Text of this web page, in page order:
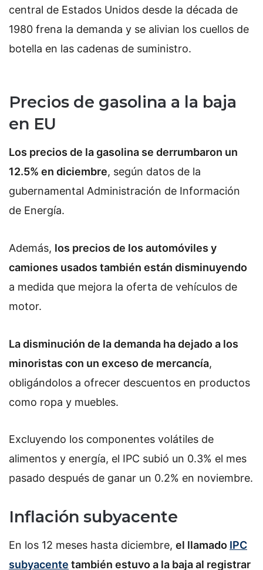
central de Estados Unidos desde la década de
1980 frena la demanda y se alivian los cuellos de
botella en las cadenas de suministro.
Precios de gasolina a la baja
en EU
Los precios de la gasolina se derrumbaron un
12.5% en diciembre, según datos de la
gubernamental Administración de Información
de Energía.
Además, los precios de los automóviles y
camiones usados también están disminuyendo
a medida que mejora la oferta de vehículos de
motor.
La disminución de la demanda ha dejado a los
minoristas con un exceso de mercancía,
obligándolos a ofrecer descuentos en productos
como ropa y muebles.
Excluyendo los componentes volátiles de
alimentos y energía, el IPC subió un 0.3% el mes
pasado después de ganar un 0.2% en noviembre.
Inflación subyacente
En los 12 meses hasta diciembre, el llamado IPC
subyacente también estuvo a la baja al registrar